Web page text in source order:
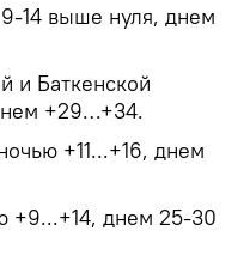
14 выше нуля, днем
и Баткенской
+29…+34.
+11...+16, днем
+9...+14, днем 25-30